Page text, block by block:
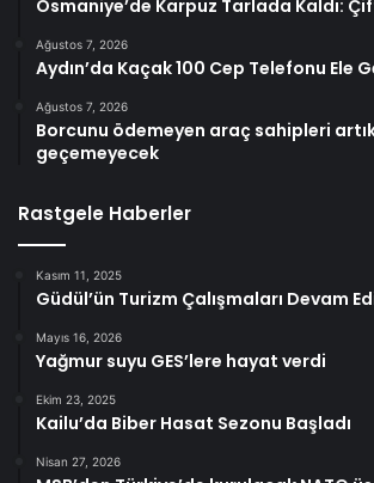
Osmaniye’de Karpuz Tarlada Kaldı:
Ağustos 7, 2026
Aydın’da Kaçak 100 Cep Telefonu Ele
Ağustos 7, 2026
Borcunu ödemeyen araç sahipleri
geçemeyecek
Rastgele Haberler
Kasım 11, 2025
Güdül’ün Turizm Çalışmaları Devam
Mayıs 16, 2026
Yağmur suyu GES’lere hayat verdi
Ekim 23, 2025
Kailu’da Biber Hasat Sezonu Başladı
Nisan 27, 2026